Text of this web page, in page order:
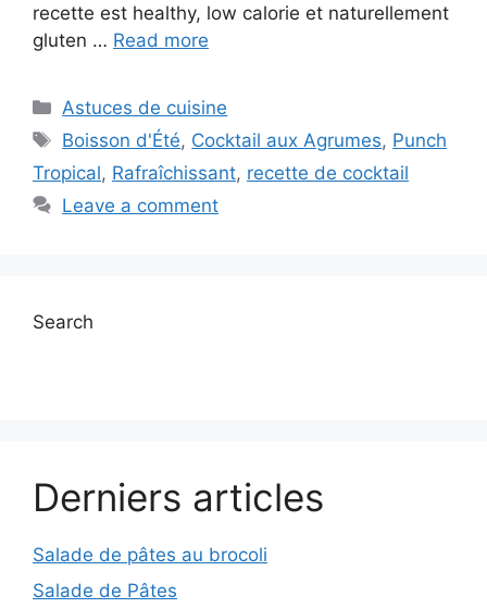
recette est healthy, low calorie et naturellement
gluten … Read more
Categories
Astuces de cuisine
Tags
Boisson d'Été, Cocktail aux Agrumes, Punch
Tropical, Rafraîchissant, recette de cocktail
Leave a comment
Search
Derniers articles
Salade de pâtes au brocoli
Salade de Pâtes